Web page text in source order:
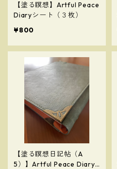
【塗る瞑想】Artful Peace
Diaryシート（３枚）
¥800
【塗る瞑想日記帖（A
5）】Artful Peace Diary